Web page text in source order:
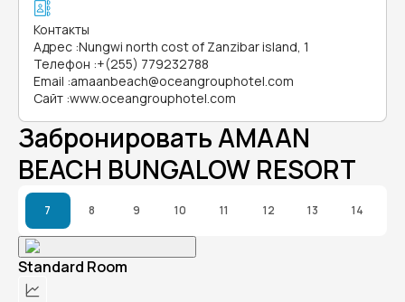
Контакты
Адрес :Nungwi north cost of Zanzibar island, 1
Телефон :+(255) 779232788
Email :amaanbeach@oceangrouphotel.com
Сайт :www.oceangrouphotel.com
Забронировать AMAAN
BEACH BUNGALOW RESORT
7 8 9 10 11 12 13 14
Standard Room